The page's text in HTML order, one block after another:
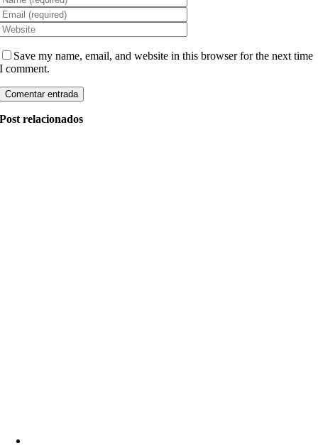
Save my name, email, and website in this browser for the next time
I comment.
Post relacionados